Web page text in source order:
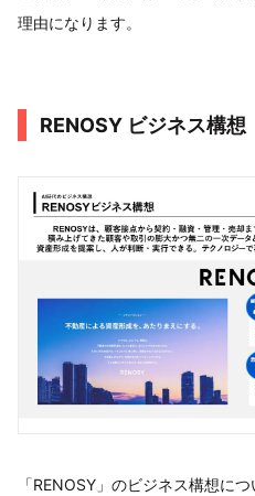
理由になります。
RENOSY ビジネス構想
「RENOSY」のビジネス構想に